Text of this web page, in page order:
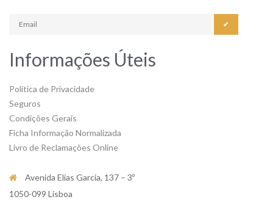
✔
Informações Úteis
Política de Privacidade
Seguros
Condições Gerais
Ficha Informação Normalizada
Livro de Reclamações Online
Avenida Elias Garcia, 137 – 3º
1050-099 Lisboa